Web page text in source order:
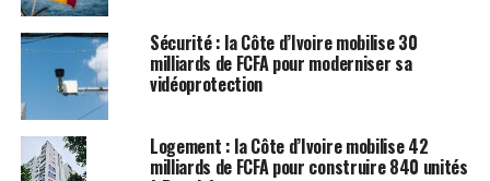
Sécurité : la Côte d’Ivoire mobilise 30
milliards de FCFA pour moderniser sa
vidéoprotection
Logement : la Côte d’Ivoire mobilise 42
milliards de FCFA pour construire 840 unités